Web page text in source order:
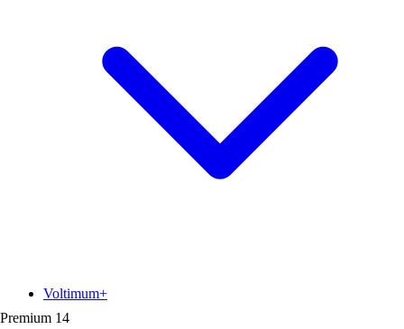
Premium 14
Voltimum+